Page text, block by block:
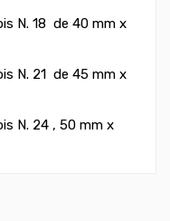
N. 18 de 40 mm x
N. 21 de 45 mm x
N. 24 , 50 mm x